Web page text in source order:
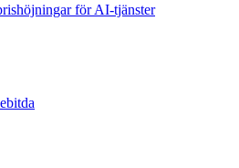
för AI-tjänster